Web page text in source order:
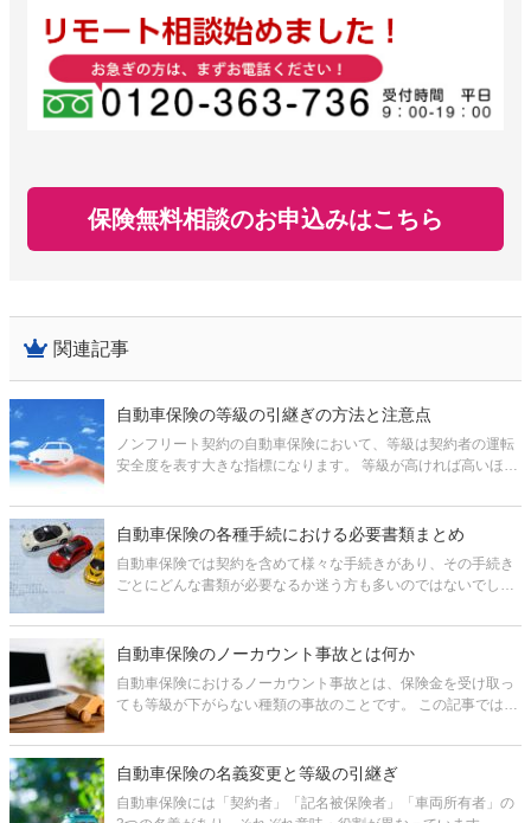
保険無料相談のお申込みはこちら
関連記事
自動車保険の等級の引継ぎの方法と注意点
ノンフリート契約の自動車保険において、等級は契約者の運転
安全度を表す大きな指標になります。 等級が高ければ高いほ
による恩恵は大きいといえるでしょう。 そんな等級ですが、自
動車保険の乗り換え
自動車保険の各種手続における必要書類まとめ
自動車保険では契約を含めて様々な手続きがあり、その手続き
ごとにどんな書類が必要なるか迷う方も多いのではないでしょ
必要になるかまとめて紹介しています。 1.【手続き別】自動車
保険の必要
自動車保険のノーカウント事故とは何か
自動車保険におけるノーカウント事故とは、保険金を受け取っ
ても等級が下がらない種類の事故のことです。 この記事では自
がどんなものか、どうしてノーカウント事故では等級が下がら
ないのかを解説します。
自動車保険の名義変更と等級の引継ぎ
自動車保険には「契約者」「記名被保険者」「車両所有者」の